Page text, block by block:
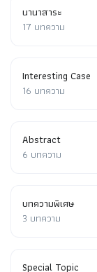
นานาสาระ
17 บทความ
Interesting Case
16 บทความ
Abstract
6 บทความ
บทความพิเศษ
3 บทความ
Special Topic